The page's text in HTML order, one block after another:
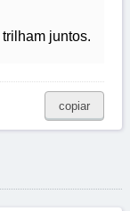
juntos.
copiar